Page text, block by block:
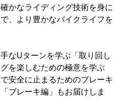
かなライディング技術を身に
、より豊かなバイクライフを
なUターンを学ぶ「取り回し
を楽しむための極意を学ぶ
安全に止まるためのブレーキ
ブレーキ編」もお届けしま